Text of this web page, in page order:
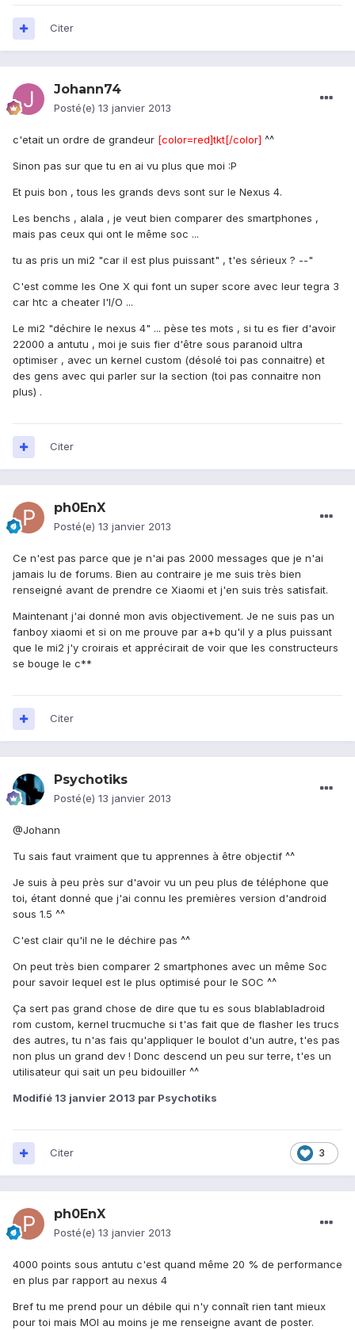
Citer
Johann74
Posté(e) 13 janvier 2013
c'etait un ordre de grandeur [color=red]tkt[/color] ^^
Sinon pas sur que tu en ai vu plus que moi :P
Et puis bon , tous les grands devs sont sur le Nexus 4.
Les benchs , alala , je veut bien comparer des smartphones ,
mais pas ceux qui ont le même soc ...
tu as pris un mi2 "car il est plus puissant" , t'es sérieux ? --"
C'est comme les One X qui font un super score avec leur tegra 3
car htc a cheater l'I/O ...
Le mi2 "déchire le nexus 4" ... pèse tes mots , si tu es fier d'avoir
22000 a antutu , moi je suis fier d'être sous paranoid ultra
optimiser , avec un kernel custom (désolé toi pas connaitre) et
des gens avec qui parler sur la section (toi pas connaitre non
plus) .
Citer
ph0EnX
Posté(e) 13 janvier 2013
Ce n'est pas parce que je n'ai pas 2000 messages que je n'ai
jamais lu de forums. Bien au contraire je me suis très bien
renseigné avant de prendre ce Xiaomi et j'en suis très satisfait.
Maintenant j'ai donné mon avis objectivement. Je ne suis pas un
fanboy xiaomi et si on me prouve par a+b qu'il y a plus puissant
que le mi2 j'y croirais et apprécirait de voir que les constructeurs
se bouge le c**
Citer
Psychotiks
Posté(e) 13 janvier 2013
@Johann
Tu sais faut vraiment que tu apprennes à être objectif ^^
Je suis à peu près sur d'avoir vu un peu plus de téléphone que
toi, étant donné que j'ai connu les premières version d'android
sous 1.5 ^^
C'est clair qu'il ne le déchire pas ^^
On peut très bien comparer 2 smartphones avec un même Soc
pour savoir lequel est le plus optimisé pour le SOC ^^
Ça sert pas grand chose de dire que tu es sous blablabladroid
rom custom, kernel trucmuche si t'as fait que de flasher les trucs
des autres, tu n'as fais qu'appliquer le boulot d'un autre, t'es pas
non plus un grand dev ! Donc descend un peu sur terre, t'es un
utilisateur qui sait un peu bidouiller ^^
Modifié 13 janvier 2013 par Psychotiks
3
Citer
ph0EnX
Posté(e) 13 janvier 2013
4000 points sous antutu c'est quand même 20 % de performance
en plus par rapport au nexus 4
Bref tu me prend pour un débile qui n'y connaît rien tant mieux
pour toi mais MOI au moins je me renseigne avant de poster.